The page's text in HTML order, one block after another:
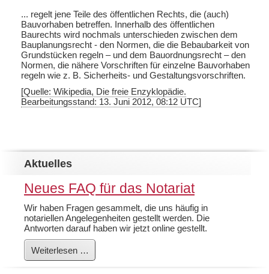
... regelt jene Teile des öffentlichen Rechts, die (auch)
Bauvorhaben betreffen. Innerhalb des öffentlichen
Baurechts wird nochmals unterschieden zwischen dem
Bauplanungsrecht - den Normen, die die Bebaubarkeit von
Grundstücken regeln – und dem Bauordnungsrecht – den
Normen, die nähere Vorschriften für einzelne Bauvorhaben
regeln wie z. B. Sicherheits- und Gestaltungsvorschriften.
[Quelle: Wikipedia, Die freie Enzyklopädie.
Bearbeitungsstand: 13. Juni 2012, 08:12 UTC]
Aktuelles
Neues FAQ für das Notariat
Wir haben Fragen gesammelt, die uns häufig in
notariellen Angelegenheiten gestellt werden. Die
Antworten darauf haben wir jetzt online gestellt.
Weiterlesen …
FAQ